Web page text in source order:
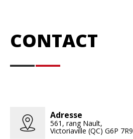
Nous joindre
CONTACT
Adresse
561, rang Nault,
Victoriaville (QC) G6P 7R9